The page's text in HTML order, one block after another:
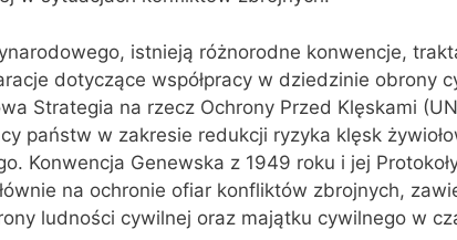
istnieją różnorodne konwencje,
dotyczące współpracy w dziedzinie obrony
Strategia na rzecz Ochrony Przed Klęskami
państw w zakresie redukcji ryzyka klęsk
Konwencja Genewska z 1949 roku i jej
na ochronie ofiar konfliktów zbrojnych,
ludności cywilnej oraz majątku cywilnego w